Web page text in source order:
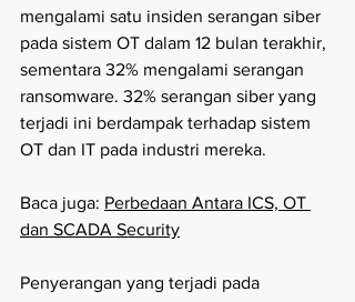
mengalami satu insiden serangan siber
pada sistem OT dalam 12 bulan terakhir,
sementara 32% mengalami serangan
ransomware. 32% serangan siber yang
terjadi ini berdampak terhadap sistem
OT dan IT pada industri mereka.
Baca juga: Perbedaan Antara ICS, OT
dan SCADA Security
Penyerangan yang terjadi pada